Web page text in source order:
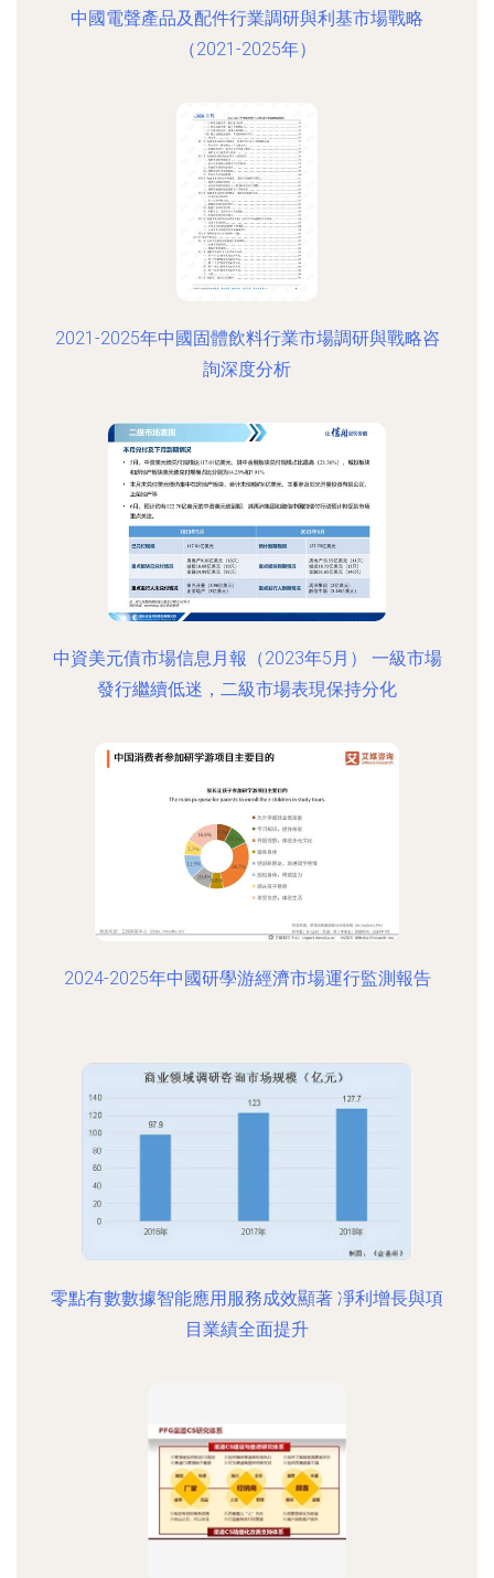
中國電聲產品及配件行業調研與利基市場戰略
（2021-2025年）
2021-2025年中國固體飲料行業市場調研與戰略咨
詢深度分析
中資美元債市場信息月報（2023年5月） 一級市場
發行繼續低迷，二級市場表現保持分化
2024-2025年中國研學游經濟市場運行監測報告
零點有數數據智能應用服務成效顯著 凈利增長與項
目業績全面提升